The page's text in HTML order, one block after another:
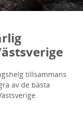
tillsammans
av de bästa